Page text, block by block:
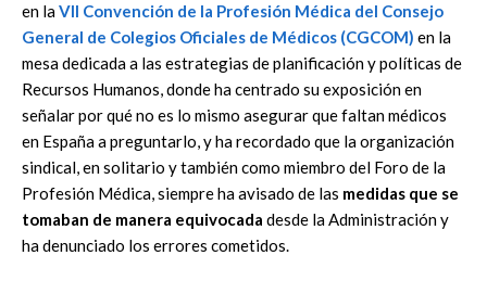
en laVII Convención de la Profesión Médica del Consejo
General de Colegios Oficiales de Médicos (CGCOM) en la
mesa dedicada a las estrategias de planificación y políticas de
Recursos Humanos, donde ha centrado su exposición en
señalar por qué no es lo mismo asegurar que faltan médicos
en España a preguntarlo, y ha recordado que la organización
sindical, en solitario y también como miembro del Foro de la
Profesión Médica, siempre ha avisado de las medidas que se
tomaban de manera equivocada desde la Administración y
ha denunciado los errores cometidos.